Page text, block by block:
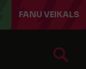
FANU VEIKALS